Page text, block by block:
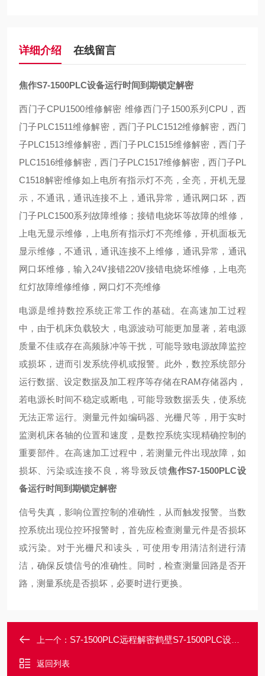
详细介绍 在线留言
焦作S7-1500PLC设备运行时间到期锁定解密
西门子CPU1500维修解密 维修西门子1500系列CPU，西
门子PLC1511维修解密，西门子PLC1512维修解密，西门
子PLC1513维修解密，西门子PLC1515维修解密，西门子
PLC1516维修解密，西门子PLC1517维修解密，西门子PL
C1518解密维修如上电所有指示灯不亮，全亮，开机无显
示，不通讯，通讯连接不上，通讯异常，通讯网口坏，西
门子PLC1500系列故障维修；接错电烧坏等故障的维修，
上电无显示维修，上电所有指示灯不亮维修，开机面板无
显示维修，不通讯，通讯连接不上维修，通讯异常，通讯
网口坏维修，输入24V接错220V接错电烧坏维修，上电亮
红灯故障维修维修，网口灯不亮维修
电源是维持数控系统正常工作的基础。在高速加工过程
中，由于机床负载较大，电源波动可能更加显著，若电源
质量不佳或存在高频脉冲等干扰，可能导致电源故障监控
或损坏，进而引发系统停机或报警。此外，数控系统部分
运行数据、设定数据及加工程序等存储在RAM存储器内，
若电源长时间不稳定或断电，可能导致数据丢失，使系统
无法正常运行。测量元件如编码器、光栅尺等，用于实时
监测机床各轴的位置和速度，是数控系统实现精确控制的
重要部件。在高速加工过程中，若测量元件出现故障，如
损坏、污染或连接不良，将导致反馈焦作S7-1500PLC设
备运行时间到期锁定解密
信号失真，影响位置控制的准确性，从而触发报警。当数
控系统出现位控环报警时，首先应检查测量元件是否损坏
或污染。对于光栅尺和读头，可使用专用清洁剂进行清
洁，确保反馈信号的准确性。同时，检查测量回路是否开
路，测量系统是否损坏，必要时进行更换。
上一个： S7-1500PLC远程解密鹤壁S7-1500PLC设备授权时间到期锁定解密
返回列表